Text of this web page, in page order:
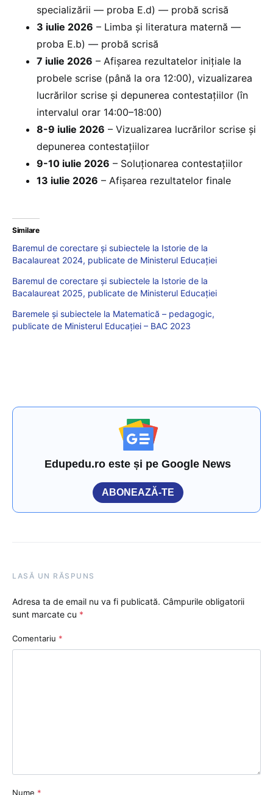
specializării — proba E.d) — probă scrisă
3 iulie 2026 – Limba și literatura maternă —
proba E.b) — probă scrisă
7 iulie 2026 – Afișarea rezultatelor inițiale la
probele scrise (până la ora 12:00), vizualizarea
lucrărilor scrise și depunerea contestațiilor (în
intervalul orar 14:00–18:00)
8-9 iulie 2026 – Vizualizarea lucrărilor scrise și
depunerea contestațiilor
9-10 iulie 2026 – Soluționarea contestațiilor
13 iulie 2026 – Afișarea rezultatelor finale
Similare
Baremul de corectare și subiectele la Istorie de la
Bacalaureat 2024, publicate de Ministerul Educației
Baremul de corectare și subiectele la Istorie de la
Bacalaureat 2025, publicate de Ministerul Educației
Baremele și subiectele la Matematică – pedagogic,
publicate de Ministerul Educației – BAC 2023
Edupedu.ro este și pe Google News
ABONEAZĂ-TE
LASĂ UN RĂSPUNS
Adresa ta de email nu va fi publicată. Câmpurile obligatorii
sunt marcate cu *
Comentariu *
Nume *